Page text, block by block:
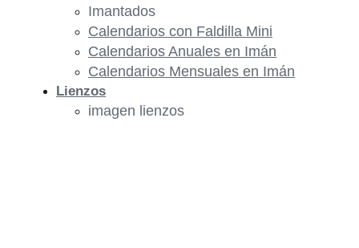
Imantados
Calendarios con Faldilla Mini
Calendarios Anuales en Imán
Calendarios Mensuales en Imán
Lienzos
imagen lienzos